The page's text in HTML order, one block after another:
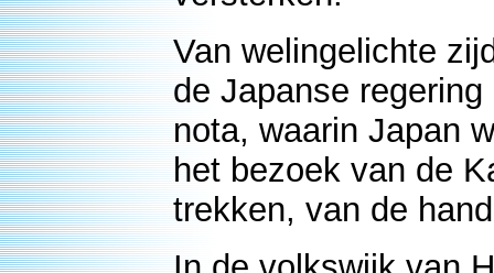
Van welingelichte
de Japanse
nota, waarin Japan
het bezoek van de
trekken, van de